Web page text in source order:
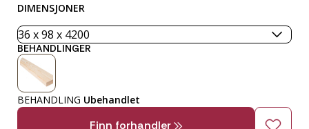
DIMENSJONER
BEHANDLINGER
BEHANDLING Ubehandlet
Finn forhandler